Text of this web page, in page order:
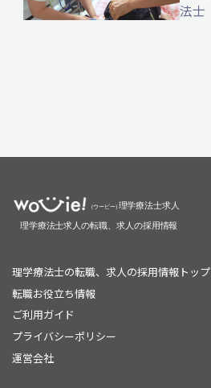
法士
理学療法士の転職、求人の採用情報トップ
転職お役立ち情報
ご利用ガイド
プライバシーポリシー
運営会社